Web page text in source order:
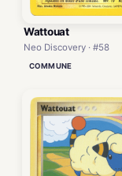
Wattouat
Neo Discovery · #58
COMMUNE